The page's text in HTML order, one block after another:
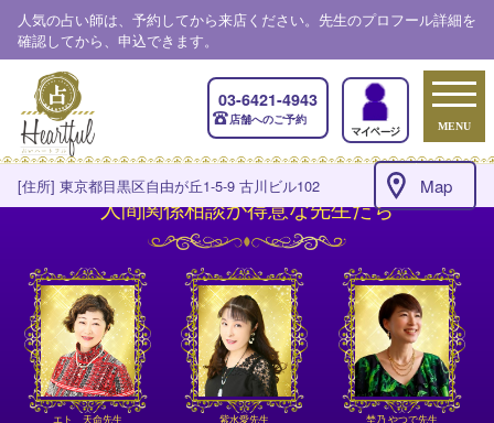
人気の占い師は、予約してから来店ください。先生のプロフール詳細を
確認してから、申込できます。
MENU
[住所] 東京都目黒区自由が丘1-5-9 古川ビル102 Map
03-6421-4943
店舗へのご予約
人間関係相談が得意な先生たち
エト 天命先生 紫水愛先生 埜乃 やつで先生